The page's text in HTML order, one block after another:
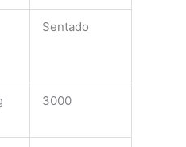
Sentado
3000